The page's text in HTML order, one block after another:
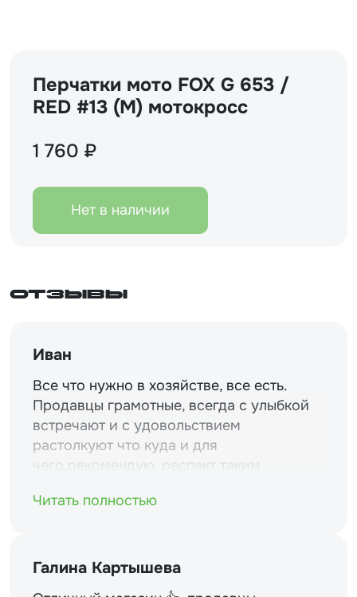
Перчатки мото FOX G 653 /
RED #13 (M) мотокросс
1 760 ₽
Нет в наличии
Отзывы
Иван
Все что нужно в хозяйстве, все есть.
Продавцы грамотные, всегда с улыбкой
встречают и с удовольствием
растолкуют что куда и для
чего.рекомендую. респект таким
Читать полностью
Галина Картышева